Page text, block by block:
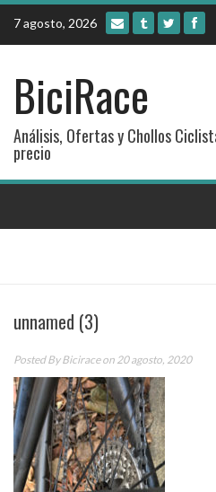
Skip
content
7 agosto, 2026
BiciRace
Análisis, Ofertas y Chollos
precio
unnamed (3)
Posted ByBiciraceon 20 agosto, 2020